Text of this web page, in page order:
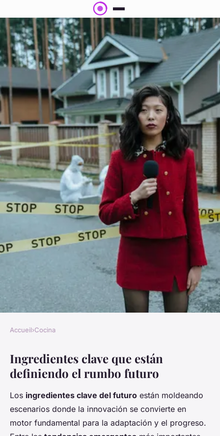
Ingredientes clave que están
moldeando el porvenir:
descubre los elementos
esenciales del futuro
Enzo 27 mayo 2025
Accueil›Cocina
Ingredientes clave que están
definiendo el rumbo futuro
Los ingredientes clave del futuro están moldeando
escenarios donde la innovación se convierte en
motor fundamental para la adaptación y el progreso.